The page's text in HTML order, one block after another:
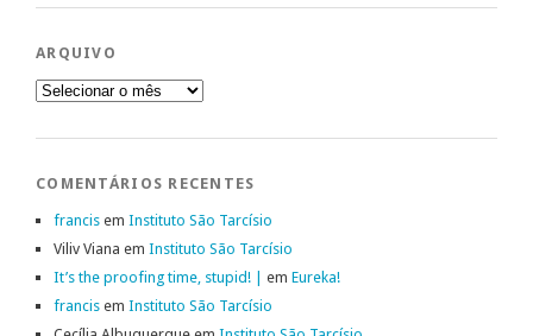
ARQUIVO
Arquivo
COMENTÁRIOS RECENTES
francis em Instituto São Tarcísio
Viliv Viana em Instituto São Tarcísio
It’s the proofing time, stupid! |
em Eureka!
francis em Instituto São Tarcísio